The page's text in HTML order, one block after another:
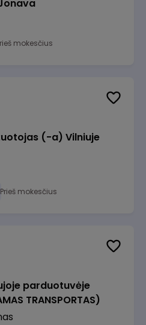
mokesčius
(-a) Vilniuje
Prieš mokesčius
parduotuvėje
TRANSPORTAS)